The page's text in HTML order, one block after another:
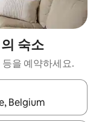
숙소
을 예약하세요.
거나 터치 또는 스와이